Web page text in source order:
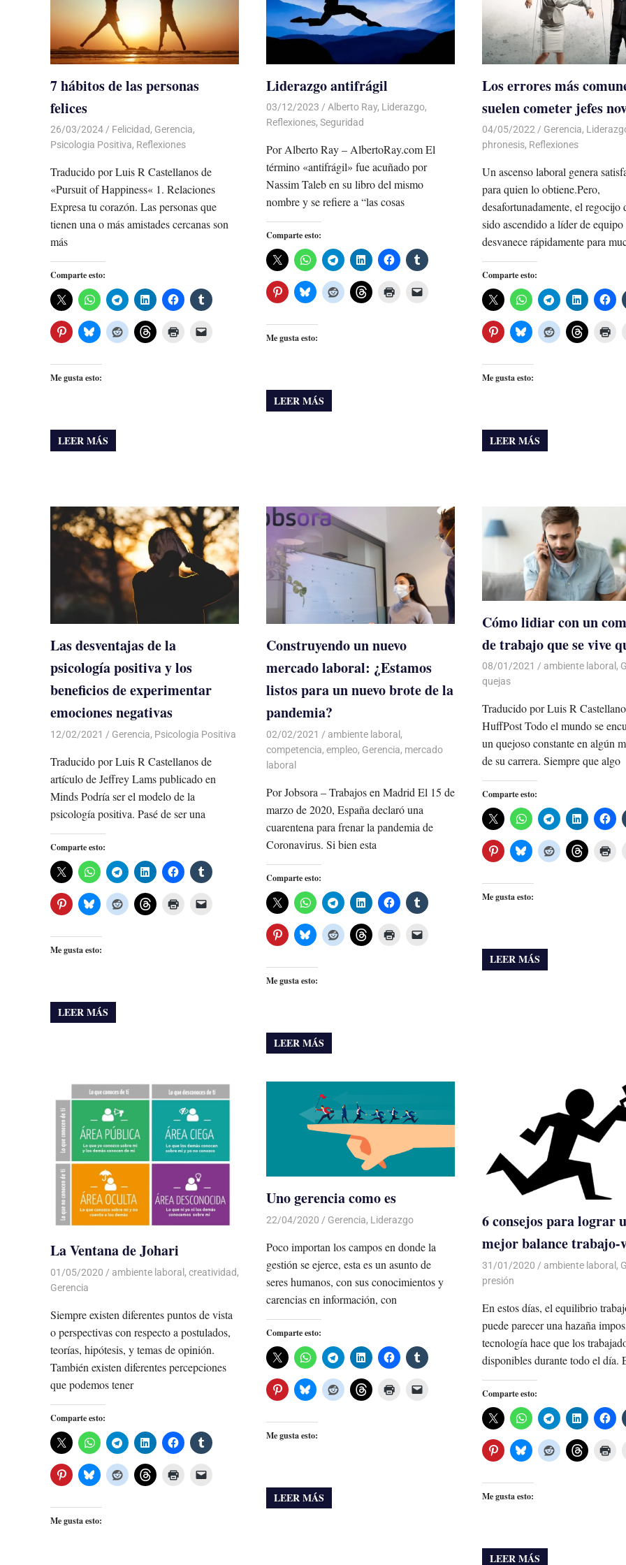
7 hábitos de las personas
felices
26/03/2024 De todo un Poco
Felicidad, Gerencia,
Psicologia Positiva, Reflexiones
Traducido por Luis R Castellanos de
«Pursuit of Happiness« 1. Relaciones
Expresa tu corazón. Las personas que
tienen una o más amistades cercanas son
más
Comparte esto:
Me gusta esto:
LEER MÁS
Liderazgo antifrágil
03/12/2023 De todo un Poco
Alberto Ray, Liderazgo,
Reflexiones, Seguridad
Por Alberto Ray – AlbertoRay.com El
término «antifrágil» fue acuñado por
Nassim Taleb en su libro del mismo
nombre y se refiere a “las cosas
Comparte esto:
Me gusta esto:
LEER MÁS
Los errores más
suelen cometer jefes
04/05/2022 De todo un Poco
Gerencia,
phronesis, Reflexiones
Un ascenso laboral genera
para quien lo obtiene.Pero,
desafortunadamente, el regocijo
sido ascendido a líder de equipo
desvanece rápidamente para
Comparte esto:
Me gusta esto:
LEER MÁS
Las desventajas de la
psicología positiva y los
beneficios de experimentar
emociones negativas
12/02/2021 De todo un Poco
Gerencia, Psicologia Positiva
Traducido por Luis R Castellanos de
artículo de Jeffrey Lams publicado en
Minds Podría ser el modelo de la
psicología positiva. Pasé de ser una
Comparte esto:
Me gusta esto:
LEER MÁS
Construyendo un nuevo
mercado laboral: ¿Estamos
listos para un nuevo brote de la
pandemia?
02/02/2021 De todo un Poco
ambiente laboral ,
competencia, empleo, Gerencia, mercado
laboral
Por Jobsora – Trabajos en Madrid El 15 de
marzo de 2020, España declaró una
cuarentena para frenar la pandemia de
Coronavirus. Si bien esta
Comparte esto:
Me gusta esto:
LEER MÁS
Cómo lidiar con un
de trabajo que se vive
08/01/2021 De todo un Poco
ambiente laboral ,
quejas
Traducido por Luis R
HuffPost Todo el mundo se
un quejoso constante en algún
de su carrera. Siempre que algo
Comparte esto:
Me gusta esto:
LEER MÁS
La Ventana de Johari
01/05/2020 De todo un Poco
ambiente laboral , creatividad,
Gerencia
Siempre existen diferentes puntos de vista
o perspectivas con respecto a postulados,
teorías, hipótesis, y temas de opinión.
También existen diferentes percepciones
que podemos tener
Comparte esto:
Me gusta esto:
Uno gerencia como es
22/04/2020 De todo un Poco
Gerencia, Liderazgo
Poco importan los campos en donde la
gestión se ejerce, esta es un asunto de
seres humanos, con sus conocimientos y
carencias en información, con
Comparte esto:
Me gusta esto:
LEER MÁS
6 consejos para lograr
mejor balance trabajo-
31/01/2020 De todo un Poco
ambiente laboral ,
presión
En estos días, el equilibrio
puede parecer una hazaña
tecnología hace que los
disponibles durante todo el día.
Comparte esto:
Me gusta esto:
LEER MÁS